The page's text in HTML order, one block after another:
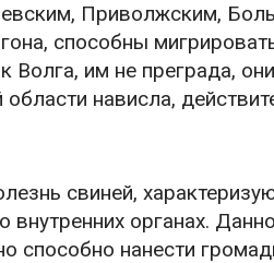
Приволжским,
способны
им не преграда,
нависла,
свиней,
органах.
способно нанести